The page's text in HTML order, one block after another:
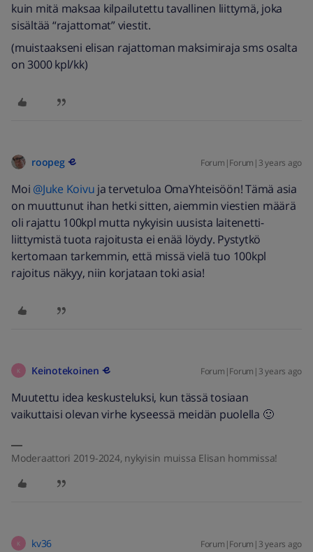
kuin mitä maksaa kilpailutettu tavallinen liittymä, joka
sisältää “rajattomat” viestit.
(muistaakseni elisan rajattoman maksimiraja sms osalta
on 3000 kpl/kk)
roopeg Forum|Forum|3 years ago
Moi @Juke Koivu ja tervetuloa OmaYhteisöön! Tämä asia
on muuttunut ihan hetki sitten, aiemmin viestien määrä
oli rajattu 100kpl mutta nykyisin uusista laitenetti-
liittymistä tuota rajoitusta ei enää löydy. Pystytkö
kertomaan tarkemmin, että missä vielä tuo 100kpl
rajoitus näkyy, niin korjataan toki asia!
K Keinotekoinen Forum|Forum|3 years ago
Muutettu idea keskusteluksi, kun tässä tosiaan
vaikuttaisi olevan virhe kyseessä meidän puolella 🙂
Moderaattori 2019-2024, nykyisin muissa Elisan hommissa!
K kv36 Forum|Forum|3 years ago